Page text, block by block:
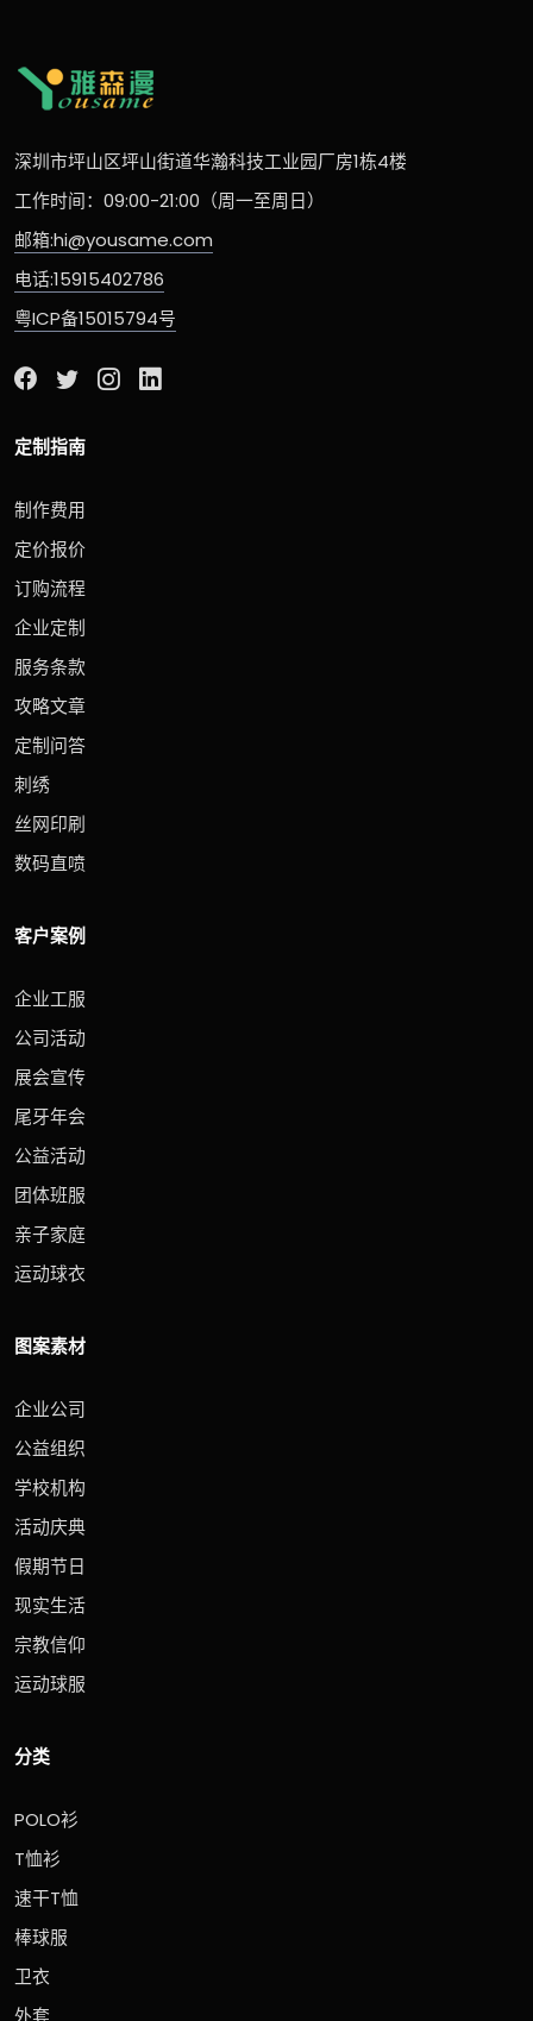
深圳市坪山区坪山街道华瀚科技工业园厂房1栋4楼
工作时间：09:00-21:00（周一至周日）
邮箱:hi@yousame.com
电话:15915402786
粤ICP备15015794号
定制指南
制作费用
定价报价
订购流程
企业定制
服务条款
攻略文章
定制问答
刺绣
丝网印刷
数码直喷
客户案例
企业工服
公司活动
展会宣传
尾牙年会
公益活动
团体班服
亲子家庭
运动球衣
图案素材
企业公司
公益组织
学校机构
活动庆典
假期节日
现实生活
宗教信仰
运动球服
分类
POLO衫
T恤衫
速干T恤
棒球服
卫衣
外套